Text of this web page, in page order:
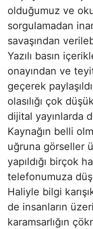
olduğumuz ve
sorgulamadan
savaşından
Yazılı basın
onayından ve
geçerek
olasılığı çok
dijital yayınlarda
Kaynağın belli
uğruna görseller
yapıldığı birçok
telefonumuza
Haliyle bilgi
de insanların
karamsarlığın